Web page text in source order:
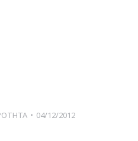
04/12/2012